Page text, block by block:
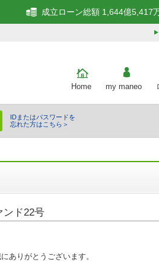
成立ローン総額 1,644億5,417
Home my maneo
IDまたはパスワードを
忘れた方はこちら＞
ンド22号
ありがとうございます。